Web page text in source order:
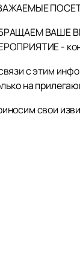
ВАШЕ
-
с этим
на
свои